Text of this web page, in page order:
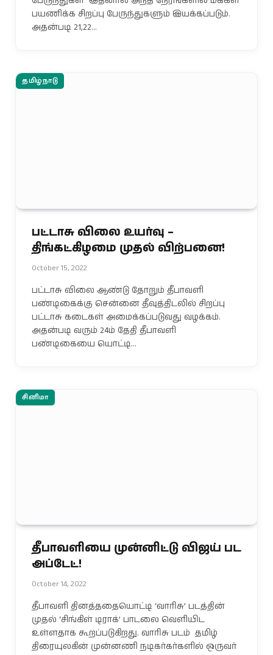
பயணிக்க சிறப்பு பேருந்துகளும் இயக்கப்படும்.
அதன்படி 21,22…
தமிழ்நாடு
பட்டாசு விலை உயர்வு –
திங்கட்கிழமை முதல் விற்பனை!
October 15, 2022
பட்டாசு விலை ஆண்டு தோறும் தீபாவளி
பண்டிகைக்கு சென்னை தீவுத்திடலில் சிறப்பு
பட்டாசு கடைகள் அமைக்கப்படுவது வழக்கம்.
அதன்படி வரும் 24ம் தேதி தீபாவளி
பண்டிகையை யொட்டி…
சினிமா
தீபாவளியை முன்னிட்டு விஜய் பட
அப்டேட்!
October 14, 2022
தீபாவளி தினத்ததையொட்டி ‘வாரிசு’ படத்தின்
முதல் ‘சிங்கிள் டிராக்’ பாடலை வெளியிட
உள்ளதாக கூறப்படுகிறது. வாரிசு படம் தமிழ்
திரையுலகின் முன்னணி நடிகர்கர்களில் ஒருவர்